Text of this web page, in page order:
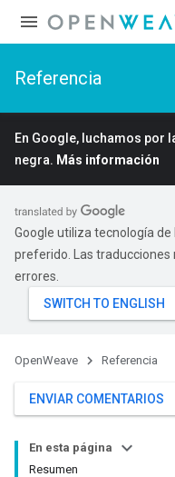
Referencia
En Google, luchamos por
negra. Más información
Google utiliza tecnología
preferido. Las
errores.
OpenWeave Referencia
ENVIAR COMENTARIOS
En esta página
Resumen